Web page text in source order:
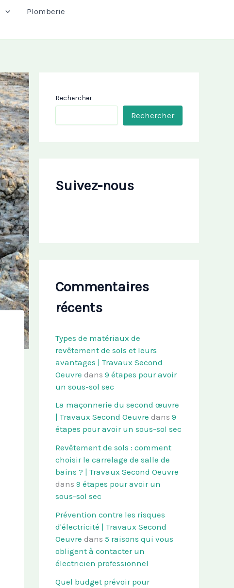
Plomberie
Rechercher
Rechercher
Suivez-nous
Commentaires
récents
Types de matériaux de
revêtement de sols et leurs
avantages | Travaux Second
Oeuvre dans 9 étapes pour avoir
un sous-sol sec
La maçonnerie du second œuvre
| Travaux Second Oeuvre dans 9
étapes pour avoir un sous-sol sec
Revêtement de sols : comment
choisir le carrelage de salle de
bains ? | Travaux Second Oeuvre
dans 9 étapes pour avoir un
sous-sol sec
Prévention contre les risques
d'électricité | Travaux Second
Oeuvre dans 5 raisons qui vous
obligent à contacter un
électricien professionnel
Quel budget prévoir pour